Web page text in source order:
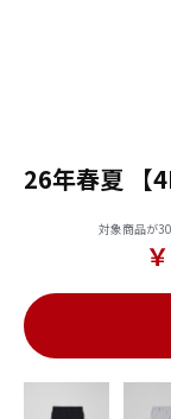
26年春夏 【
対象商品が